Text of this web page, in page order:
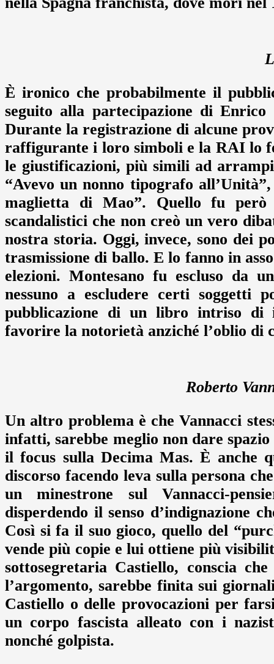
È ironico che probabilmente il
seguito alla partecipazione di
Durante la registrazione di alcune
raffigurante i loro simboli e la RAI lo
le giustificazioni, più simili ad
“Avevo un nonno tipografo
maglietta di Mao”. Quello fu
scandalistici che non creò un vero
nostra storia. Oggi, invece, sono dei
trasmissione di ballo. E lo fanno in
elezioni. Montesano fu escluso da
nessuno a escludere certi
pubblicazione di un libro intriso di
favorire la notorietà anziché l’oblio di
Roberto
Un altro problema è che Vannacci
infatti, sarebbe meglio non dare
il focus sulla Decima Mas. È anche
discorso facendo leva sulla persona
un minestrone sul Vannacci-
disperdendo il senso d’indignazione
Così si fa il suo gioco, quello del
vende più copie e lui ottiene più
sottosegretaria Castiello, conscia
l’argomento, sarebbe finita sui
Castiello o delle provocazioni per
un corpo fascista alleato con i
nonché golpista.